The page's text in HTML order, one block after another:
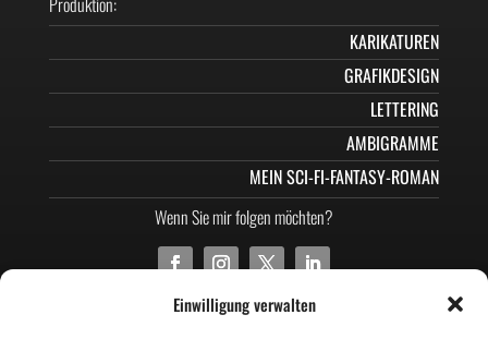
Einwilligung verwalten
KARIKATUREN
GRAFIKDESIGN
LETTERING
AMBIGRAMME
MEIN SCI-FI-FANTASY-ROMAN
Wenn Sie mir folgen möchten?